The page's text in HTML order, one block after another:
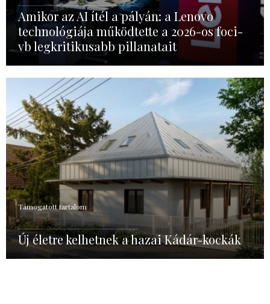
Amikor az AI ítél a pályán: a Lenovo
technológiája működtette a 2026-os foci-
vb legkritikusabb pillanatait
Támogatott tartalom
Új életre kelhetnek a hazai Kádár-kockák